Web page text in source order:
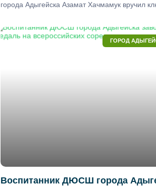
города Адыгейска Азамат Хачмамук вручил
ГОРОД
Воспитанник ДЮСШ города